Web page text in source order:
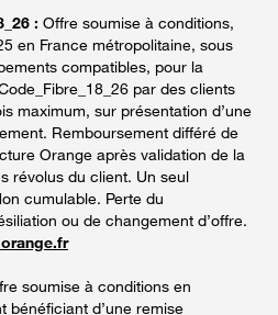
: Offre soumise à conditions,
en France métropolitaine, sous
compatibles, pour la
par des clients
maximum, sur présentation d’une
Remboursement différé de
Orange après validation de la
révolus du client. Un seul
cumulable. Perte du
ou de changement d’offre.
soumise à conditions en
bénéficiant d’une remise